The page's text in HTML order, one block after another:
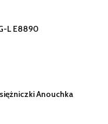
L E8890
Anouchka